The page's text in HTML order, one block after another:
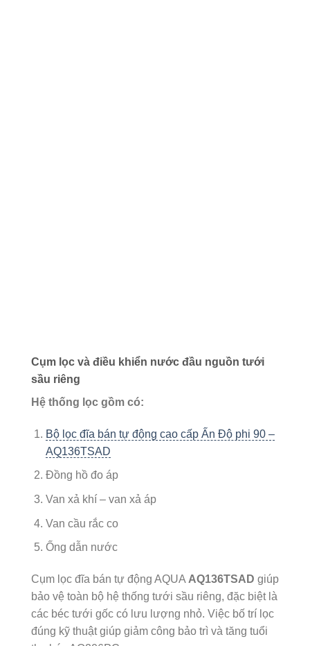
Cụm lọc và điều khiển nước đầu nguồn tưới
sầu riêng
Hệ thống lọc gồm có:
Bộ lọc đĩa bán tự động cao cấp Ấn Độ phi 90 –
AQ136TSAD
Đồng hồ đo áp
Van xả khí – van xả áp
Van cầu rắc co
Ống dẫn nước
Cụm lọc đĩa bán tự động AQUA AQ136TSAD giúp
bảo vệ toàn bộ hệ thống tưới sầu riêng, đặc biệt là
các béc tưới gốc có lưu lượng nhỏ. Việc bố trí lọc
đúng kỹ thuật giúp giảm công bảo trì và tăng tuổi